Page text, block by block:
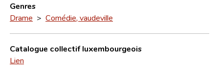
Genres
Drame > Comédie, vaudeville
Catalogue collectif luxembourgeois
Lien